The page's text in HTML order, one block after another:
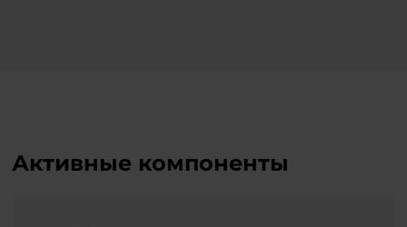
Активные компоненты